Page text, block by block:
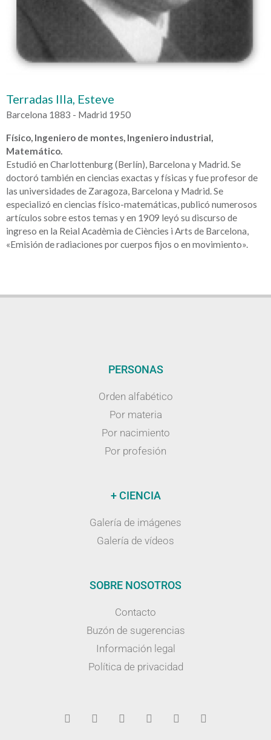
Terradas Illa, Esteve
Barcelona 1883 - Madrid 1950
Físico, Ingeniero de montes, Ingeniero industrial,
Matemático.
Estudió en Charlottenburg (Berlín), Barcelona y Madrid. Se
doctoró también en ciencias exactas y físicas y fue profesor de
las universidades de Zaragoza, Barcelona y Madrid. Se
especializó en ciencias físico-matemáticas, publicó numerosos
artículos sobre estos temas y en 1909 leyó su discurso de
ingreso en la Reial Acadèmia de Ciències i Arts de Barcelona,
«Emisión de radiaciones por cuerpos fijos o en movimiento».
PERSONAS
Orden alfabético
Por materia
Por nacimiento
Por profesión
+ CIENCIA
Galería de imágenes
Galería de vídeos
SOBRE NOSOTROS
Contacto
Buzón de sugerencias
Información legal
Política de privacidad